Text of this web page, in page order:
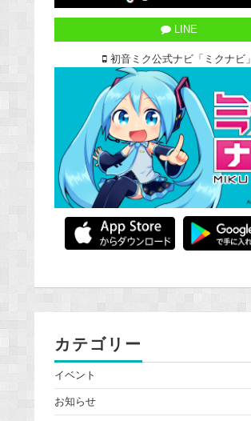
LINE
初音ミク公式ナビ「ミクナビ」
カテゴリー
イベント
お知らせ